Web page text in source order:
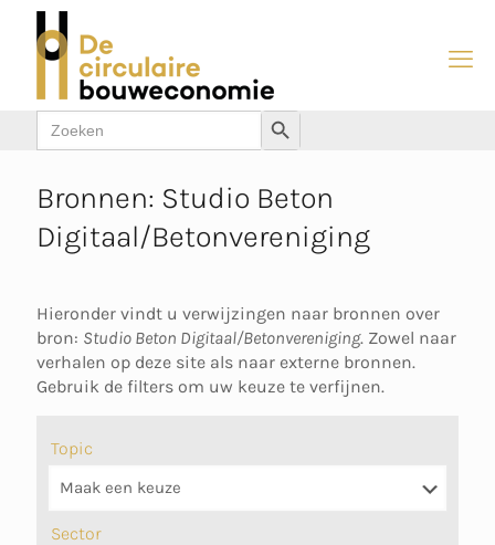
Zoek
naar:
Zoekknop
Bronnen: Studio Beton
Digitaal/Betonvereniging
Hieronder vindt u verwijzingen naar bronnen over
bron: Studio Beton Digitaal/Betonvereniging. Zowel naar
verhalen op deze site als naar externe bronnen.
Gebruik de filters om uw keuze te verfijnen.
Topic
Sector